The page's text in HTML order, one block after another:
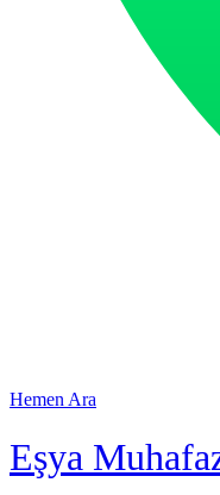
Hemen Ara
Eşya